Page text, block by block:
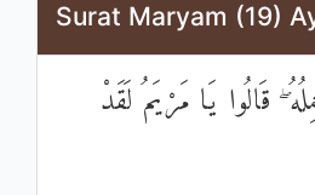
Surat Maryam (19)
قَالُوا يَا مَرْيَمُ لَقَدْ